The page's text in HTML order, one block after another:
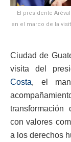
El presidente
en el marco de la
Ciudad de
visita del
Costa, el
transformación
con valores
a los derechos